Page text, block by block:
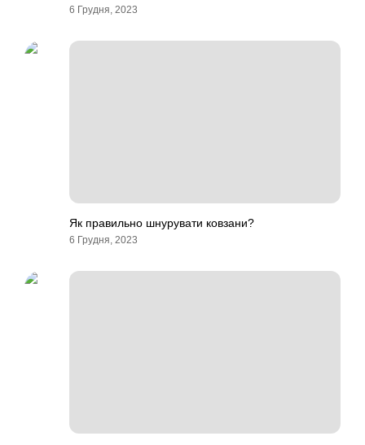
6 Грудня, 2023
Як правильно шнурувати ковзани?
6 Грудня, 2023